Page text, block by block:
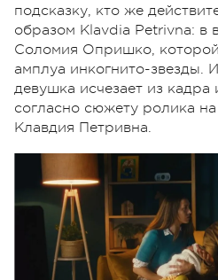
подсказку, кто же
образом Klavdia Petrivna: в
Соломия Опришко,
амплуа инкогнито-звезды.
девушка исчезает из кадра
согласно сюжету ролика
Клавдия Петривна.